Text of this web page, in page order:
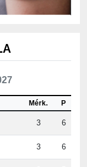
3 6
3 6
3 5